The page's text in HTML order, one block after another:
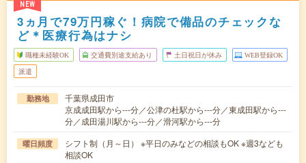
NEW
3ヵ月で79万円稼ぐ！病院で備品のチェックな
ど＊医療行為はナシ
職種未経験OK 交通費別途支給あり 土日祝日が休み WEB登録OK
派遣
勤務地
千葉県成田市
京成成田駅から---分／公津の杜駅から---分／東成田駅から---
分／成田湯川駅から---分／滑河駅から---分
曜日頻度
シフト制（月～日） ※平日のみなどの相談もOK ※週3なども
相談OK